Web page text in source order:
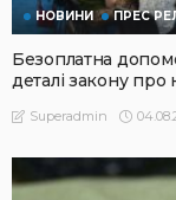
НОВИНИ ПРЕС
Безоплатна
деталі закону про
Superadmin